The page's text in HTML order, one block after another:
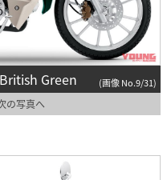
Green (画像 No.9/31)
の写真へ